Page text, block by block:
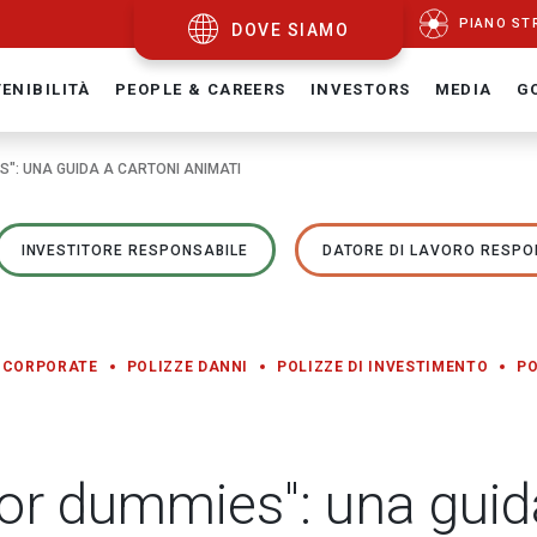
DOVE SIAMO PIANO
PEOPLE & CAREERS INVESTORS MEDIA
UNA GUIDA A CARTONI ANIMATI
INVESTITORE RESPONSABILE DATORE DI LAVORO
POLIZZE DANNI POLIZZE DI INVESTIMENTO
dummies": una